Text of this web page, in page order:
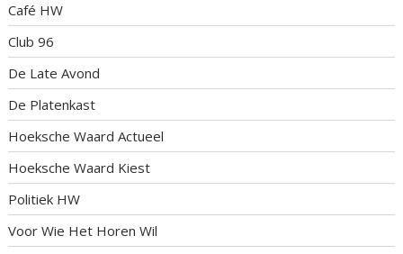
Café HW
Club 96
De Late Avond
De Platenkast
Hoeksche Waard Actueel
Hoeksche Waard Kiest
Politiek HW
Voor Wie Het Horen Wil